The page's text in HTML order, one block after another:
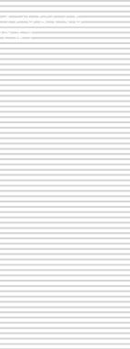
ンしなくても
ます